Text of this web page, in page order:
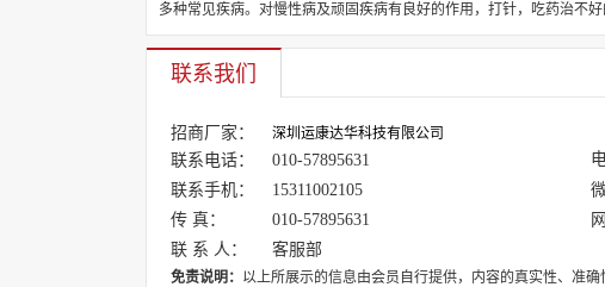
多种常见疾病。对慢性病及顽固疾病有良好的作用，打针，吃药治不好
联系我们
招商厂家： 深圳运康达华科技有限公司
联系电话： 010-57895631
联系手机：
15311002105
传 真：
010-57895631
联 系 人：
客服部
免责说明： 以上所展示的信息由会员自行提供，内容的真实性、准